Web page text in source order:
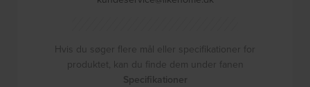
Hvis du søger flere mål eller specifikationer for
produktet, kan du finde dem under fanen
Specifikationer